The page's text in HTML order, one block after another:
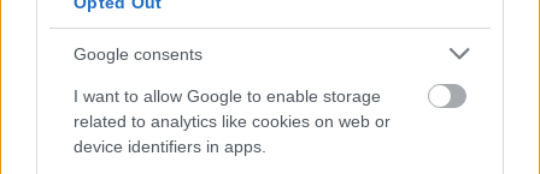
Google consents
I want to allow Google to enable storage
related to analytics like cookies on web or
device identifiers in apps.
Od jakiej litery zapisywać
familiarny— Familiarny ton
innymi słowy — Skąd wzięła się forma